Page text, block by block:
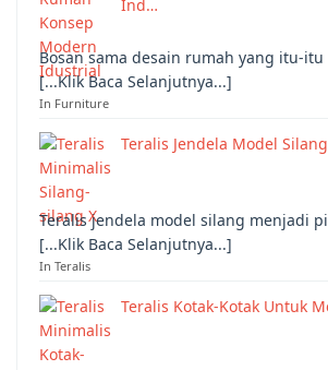
Ind…
Bosan sama desain rumah yang itu-itu
[...Klik Baca Selanjutnya...]
In Furniture
Teralis Jendela Model
Teralis jendela model silang menjadi
[...Klik Baca Selanjutnya...]
In Teralis
Teralis Kotak-Kotak Untuk